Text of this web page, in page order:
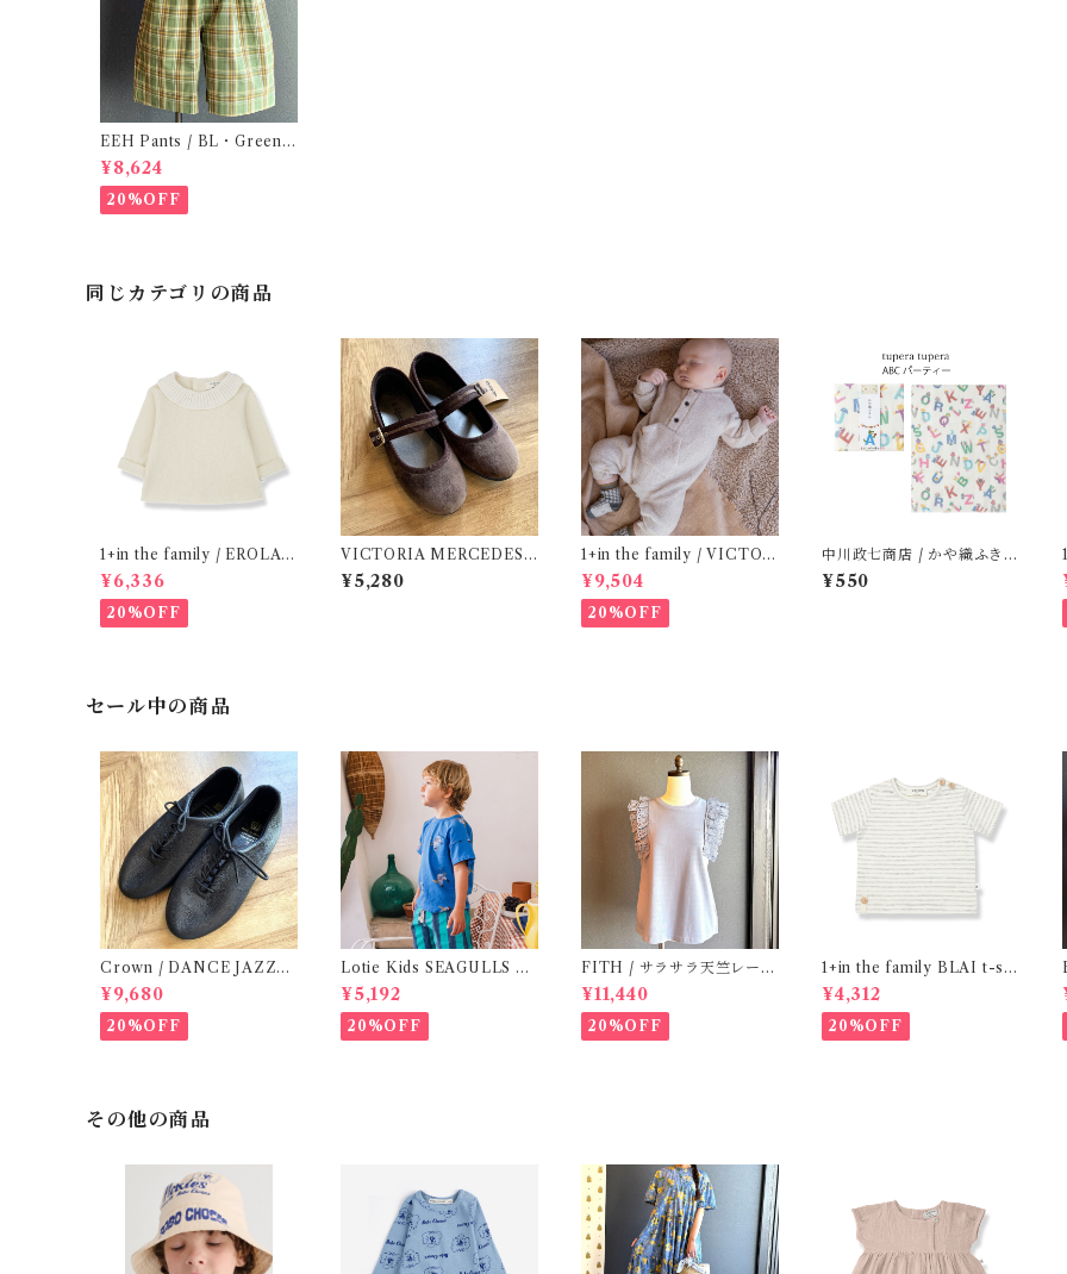
EEH Pants / BL・Green (
130 )
¥8,624
20%OFF
同じカテゴリの商品
1+in the family / EROLA (
24m )
¥6,336
20%OFF
VICTORIA MERCEDES (
29-34 / Testa )
¥5,280
1+in the family / VICTOR
( 12m )
¥9,504
20%OFF
中川政七商店 / かや織ふきん
( tupera tupera ABCパー
ティー)
¥550
セール中の商品
Crown / DANCE JAZZ
(3:22cm / 6:24-24,5 ) Bla
ck
¥9,680
20%OFF
Lotie Kids SEAGULLS Te
e (12m- 8Y)
¥5,192
20%OFF
FITH / サラサラ天竺レース
Tシャツ (BL) / 145・155
¥11,440
20%OFF
1+in the family BLAI t-shi
rt (Grey)
¥4,312
20%OFF
その他の商品